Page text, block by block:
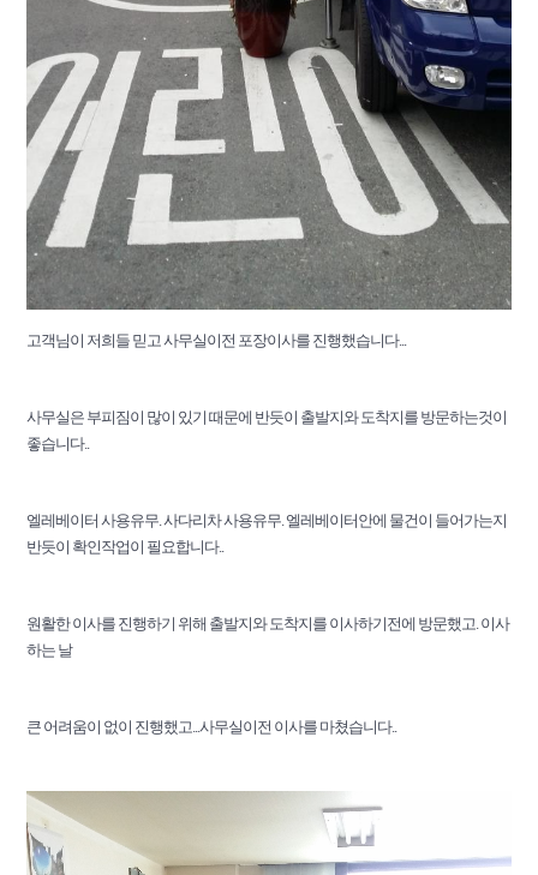
고객님이 저희들 믿고 사무실이전 포장이사를 진행했습니다...
사무실은 부피짐이 많이 있기 때문에 반듯이 출발지와 도착지를 방문하는것이
좋습니다..
엘레베이터 사용유무. 사다리차 사용유무. 엘레베이터안에 물건이 들어가는지
반듯이 확인작업이 필요합니다..
원활한 이사를 진행하기 위해 출발지와 도착지를 이사하기전에 방문했고. 이사
하는 날
큰 어려움이 없이 진행했고...사무실이전 이사를 마쳤습니다..